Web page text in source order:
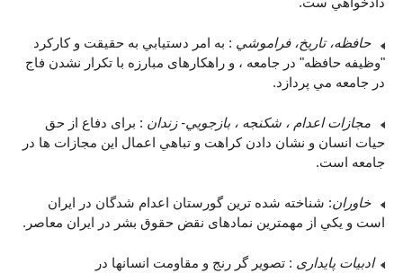
حافظه، تاريخ، فراموشي : به امر دستيابي به حقيقت و کارکرد
"وظيفه حافظه" در جامعه ، و راهکارهای مبارزه با تکرار نشدن فاج
در جامعه مي پردازد.
مجازات اعدام ، شکنجه ، بازجويي- زندان : برای دفاع از حق
حيات انسان و نشان دادن کراهت و تباهي اعمال اين مجازات ها در
جامعه است.
خاوران: شناخته شده ترين گورستان اعدام شدگان در ايران
است و يکي از مهمترین نمادهای نقض حقوق بشر در ایران معاصر.
ادبيات پايداری : تصوير گر رنج و مقاومت انسانها در